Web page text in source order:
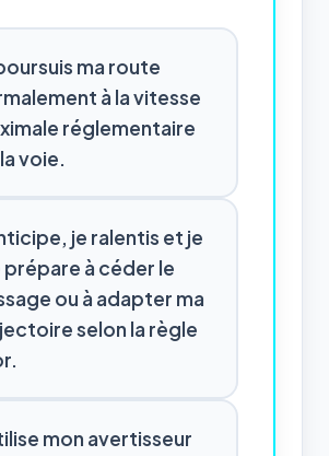
ma route
à la vitesse
réglementaire
voie.
je ralentis et je
prépare à céder le
ou à adapter ma
selon la règle
mon avertisseur